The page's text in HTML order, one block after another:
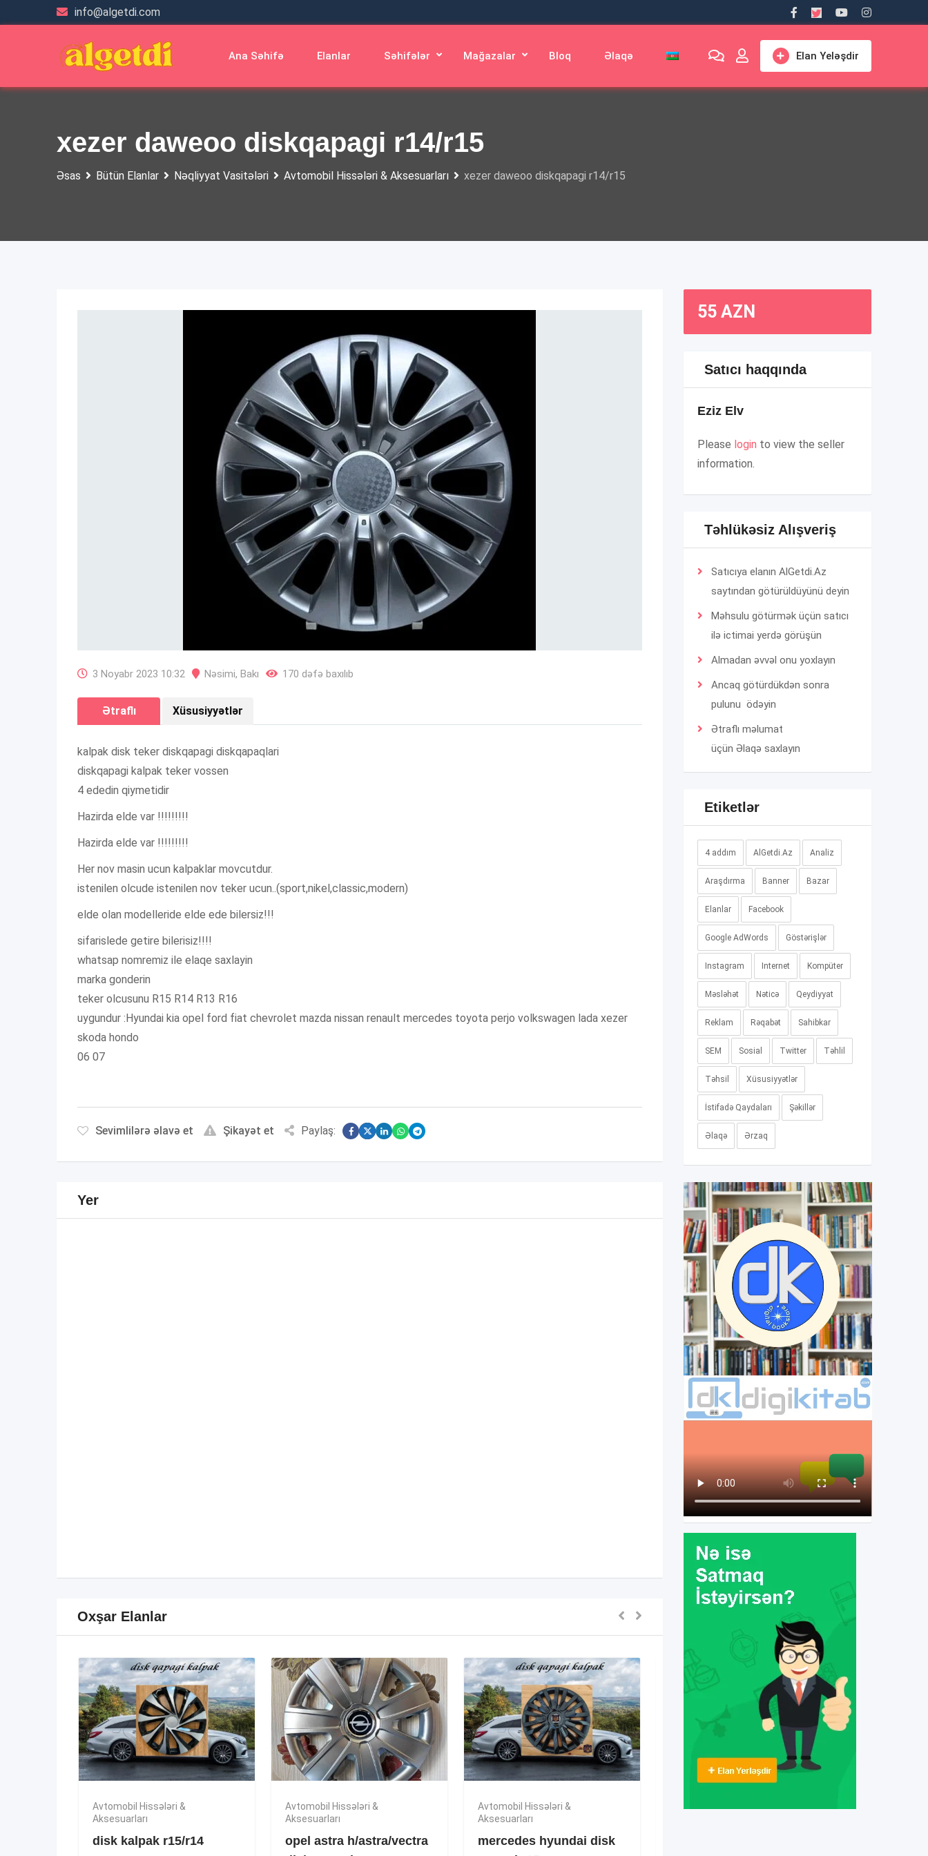
to
info@algetdi.com
Elan Yeləşdir
Ana Səhifə Elanlar Səhifələr Mağazalar Bloq Əlaqə
xezer daweoo diskqapagi r14/r15
Əsas Bütün Elanlar Nəqliyyat Vasitələri Avtomobil Hissələri & Aksesuarları xezer daweoo diskqapagi r14/r15
3 Noyabr 2023 10:32 Nəsimi, Bakı 170 dəfə baxılıb
Ətraflı Xüsusiyyətlər
kalpak disk teker diskqapagi diskqapaqlari
diskqapagi kalpak teker vossen
4 ededin qiymetidir
Hazirda elde var !!!!!!!!!
Hazirda elde var !!!!!!!!!
Her nov masin ucun kalpaklar movcutdur.
istenilen olcude istenilen nov teker ucun..(sport,nikel,classic,modern)
elde olan modelleride elde ede bilersiz!!!
sifarislede getire bilerisiz!!!!
whatsap nomremiz ile elaqe saxlayin
marka gonderin
teker olcusunu R15 R14 R13 R16
uygundur :Hyundai kia opel ford fiat chevrolet mazda nissan renault mercedes toyota perjo volkswagen lada xezer
skoda hondo
06 07
Sevimlilərə əlavə et Şikayət et Paylaş:
Yer
Oxşar Elanlar
Avtomobil Hissələri &
Aksesuarları
disk kalpak r15/r14
Avtomobil Hissələri &
Aksesuarları
opel astra h/astra/vectra
Avtomobil Hissələri &
Aksesuarları
mercedes hyundai disk
Avtomobil Hissələri &
55 AZN
Satıcı haqqında
Eziz Elv
Please login to view the seller
information.
Təhlükəsiz Alışveriş
Satıcıya elanın AlGetdi.Az
saytından götürüldüyünü deyin
Məhsulu götürmək üçün satıcı
ilə ictimai yerdə görüşün
Almadan əvvəl onu yoxlayın
Ancaq götürdükdən sonra
pulunu ödəyin
Ətraflı məlumat
üçün Əlaqə saxlayın
Etiketlər
4 addım AlGetdi.Az Analiz
Araşdırma Banner Bazar
Elanlar Facebook
Google AdWords Göstərişlər
Instagram Internet Kompüter
Məsləhət Nəticə Qeydiyyat
Reklam Rəqabət Sahibkar
SEM Sosial Twitter Təhlil
Təhsil Xüsusiyyətlər
İstifadə Qaydaları Şəkillər
Əlaqə Ərzaq